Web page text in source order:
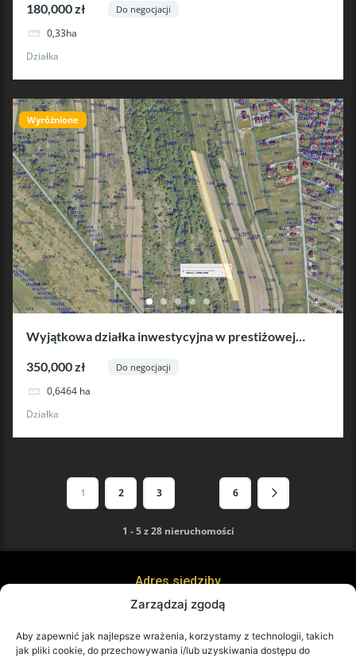
Zarządzaj zgodą
Aby zapewnić jak najlepsze wrażenia, korzystamy z technologii, takich
jak pliki cookie, do przechowywania i/lub uzyskiwania dostępu do
180,000 zł Do negocjacji
0,33ha
Działka
Wyróżnione
Wyjątkowa działka inwestycyjna w prestiżowej
350,000 zł Do negocjacji
0,6464 ha
Działka
1 2 3 6
1 - 5 z 28 nieruchomości
Adres siedziby
ul. Kręta 8, 38-400 Krosno
Adres biura
ul. Staszica 21 piętro 1, 38-400 Krosno